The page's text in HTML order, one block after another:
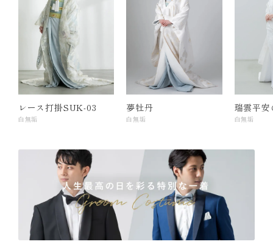
レース打掛SUK-03
白無垢
夢牡丹
白無垢
瑞雲平安
白無垢